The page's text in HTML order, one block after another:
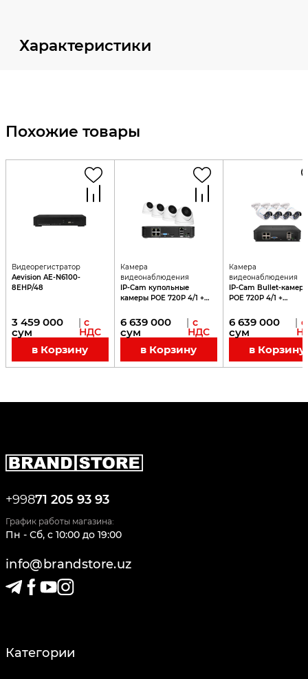
Характеристики
Похожие товары
Видеорегистратор
Aevision AE-N6100-
8EHP/48
3 459 000
сум
| с
НДС
в Корзину
Камера
видеонаблюдения
IP-Cam купольные
камеры POE 720P 4/1 +
POE
6 639 000
сум
| с
НДС
в Корзину
Камера
видеонаблюдения
IP-Cam Bullet-
POE 720P 4/1 +
POE
6 639 000
сум
| с
в Корзину
+99871 205 93 93
График работы магазина:
Пн - Сб, c 10:00 до 19:00
info@brandstore.uz
Категории